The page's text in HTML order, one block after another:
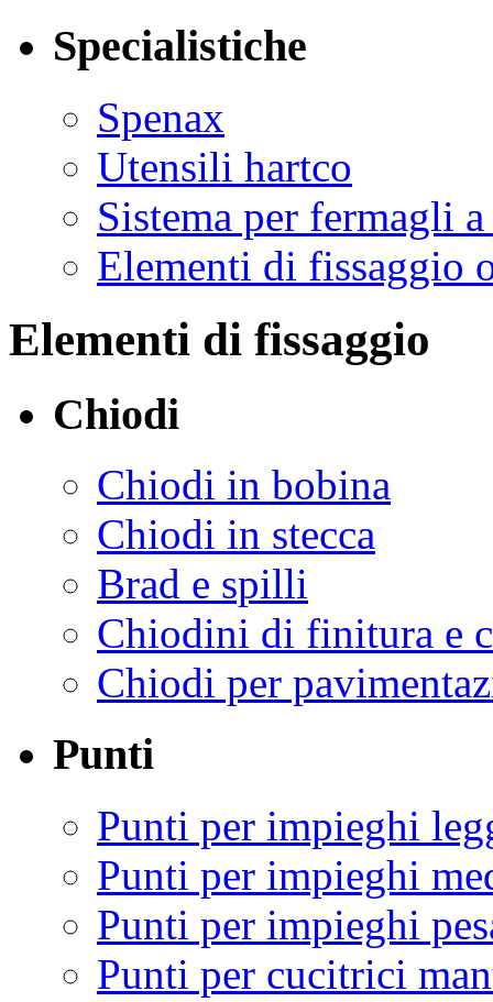
Specialistiche
Spenax
Utensili hartco
Sistema per fermagli
Elementi di fissaggio
Elementi di fissaggio
Chiodi
Chiodi in bobina
Chiodi in stecca
Brad e spilli
Chiodini di finitura e
Chiodi per
Punti
Punti per impieghi
Punti per impieghi
Punti per impieghi
Punti per cucitrici